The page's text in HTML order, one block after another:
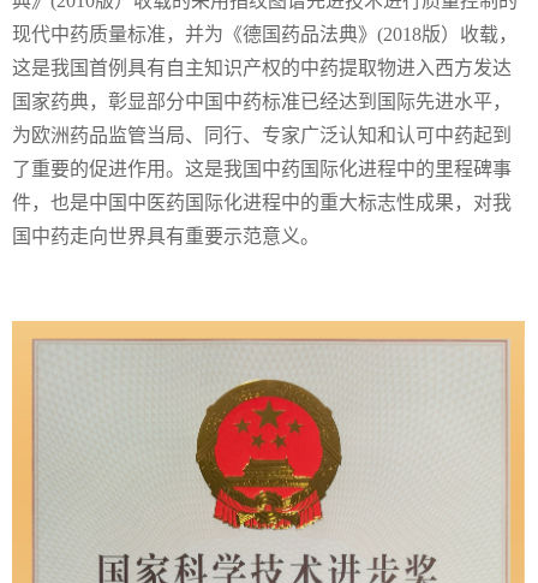
现代中药质量标准，并为《德国药品法典》(2018版）收载，
这是我国首例具有自主知识产权的中药提取物进入西方发达
国家药典，彰显部分中国中药标准已经达到国际先进水平，
为欧洲药品监管当局、同行、专家广泛认知和认可中药起到
了重要的促进作用。这是我国中药国际化进程中的里程碑事
件，也是中国中医药国际化进程中的重大标志性成果，对我
国中药走向世界具有重要示范意义。